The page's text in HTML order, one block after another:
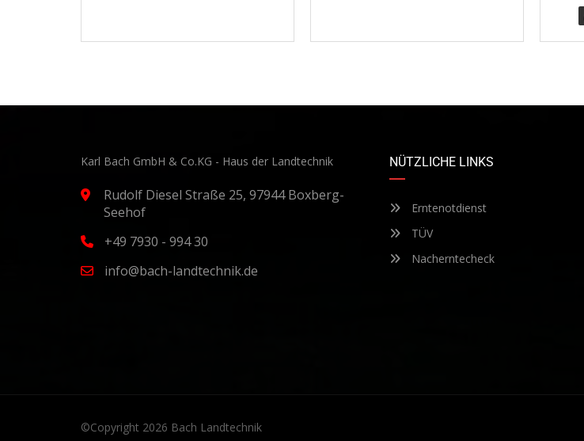
Karl Bach GmbH & Co.KG - Haus der Landtechnik
Rudolf Diesel Straße 25, 97944 Boxberg-
Seehof
+49 7930 - 994 30
info@bach-landtechnik.de
NÜTZLICHE LINKS
Erntenotdienst
TÜV
Nacherntecheck
©Copyright 2026 Bach Landtechnik